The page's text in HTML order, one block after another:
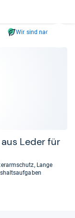
sich
Wir sind nachhaltig
Leder für
Lange